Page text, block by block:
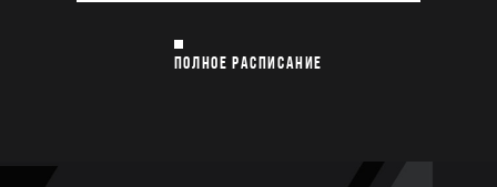
ПОЛНОЕ РАСПИСАНИЕ